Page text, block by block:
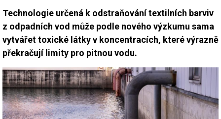
Technologie určená k odstraňování textilních barviv
z odpadních vod může podle nového výzkumu sama
vytvářet toxické látky v koncentracích, které výrazně
překračují limity pro pitnou vodu.